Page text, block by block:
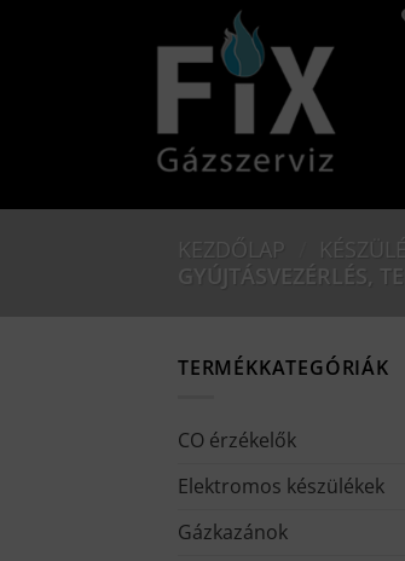
KEZDŐLAP
GYÚJTÁSVEZÉRLÉS,
TERMÉKKATEGÓRIÁK
CO érzékelők
Elektromos készülékek
Gázkazánok